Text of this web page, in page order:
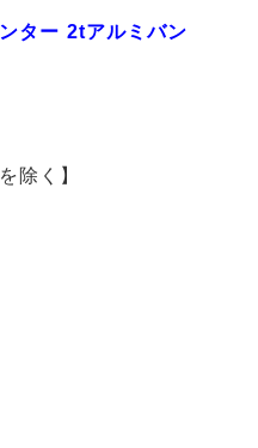
ター 2tアルミバン
除く】